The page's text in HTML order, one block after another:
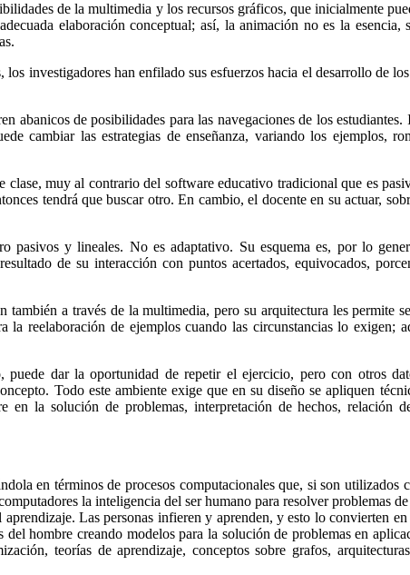
de la multimedia y los recursos gráficos, que inicialmente
elaboración conceptual; así, la animación no es la
investigadores han enfilado sus esfuerzos hacia el desarrollo de
de posibilidades para las navegaciones de los estudiantes.
cambiar las estrategias de enseñanza, variando los ejemplos,
muy al contrario del software educativo tradicional que es
tendrá que buscar otro. En cambio, el docente en su actuar,
y lineales. No es adaptativo. Su esquema es, por lo
de su interacción con puntos acertados, equivocados,
a través de la multimedia, pero su arquitectura les permite
reelaboración de ejemplos cuando las circunstancias lo exigen;
dar la oportunidad de repetir el ejercicio, pero con otros
Todo este ambiente exige que en su diseño se apliquen
la solución de problemas, interpretación de hechos, relación
en términos de procesos computacionales que, si son utilizados
la inteligencia del ser humano para resolver problemas
Las personas infieren y aprenden, y esto lo convierten
hombre creando modelos para la solución de problemas en
teorías de aprendizaje, conceptos sobre grafos,